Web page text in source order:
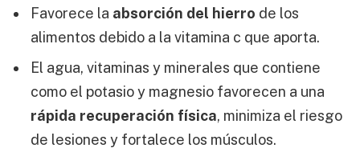
Favorece la absorción del hierro de los
alimentos debido a la vitamina c que aporta.
El agua, vitaminas y minerales que contiene
como el potasio y magnesio favorecen a una
rápida recuperación física, minimiza el riesgo
de lesiones y fortalece los músculos.